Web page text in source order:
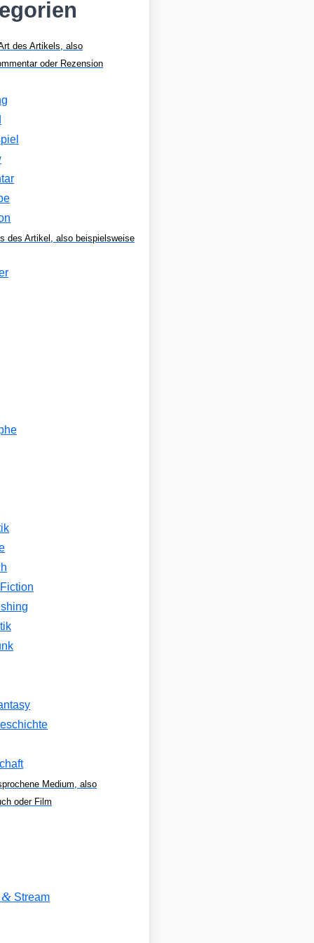
des Artikels, also
oder Rezension
des Artikel, also beispielsweise
Medium, also
oder Film
& Stream